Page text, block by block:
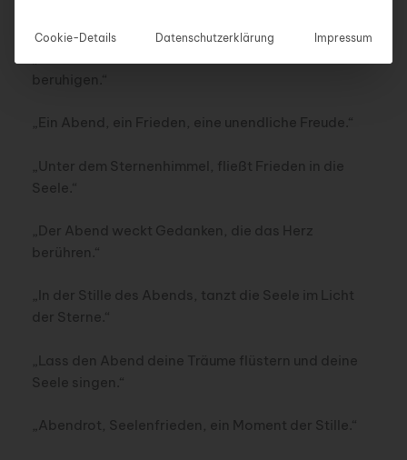
beruhigen.“
„Ein Abend, ein Frieden, eine unendliche Freude.“
„Unter dem Sternenhimmel, fließt Frieden in die
Seele.“
„Der Abend weckt Gedanken, die das Herz
berühren.“
„In der Stille des Abends, tanzt die Seele im Licht
der Sterne.“
„Lass den Abend deine Träume flüstern und deine
Seele singen.“
„Abendrot, Seelenfrieden, ein Moment der Stille.“
Cookie-Details Datenschutzerklärung Impressum